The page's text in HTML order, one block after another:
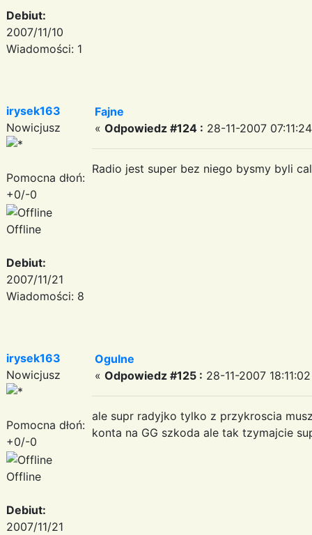
Debiut:
2007/11/10
Wiadomości: 1
irysek163
Nowicjusz
Pomocna dłoń:
+0/-0
Offline
Debiut:
2007/11/21
Wiadomości: 8
Fajne
« Odpowiedz #124 : 28-11-2007
Radio jest super bez niego bysmy byli
irysek163
Nowicjusz
Pomocna dłoń:
+0/-0
Offline
Debiut:
2007/11/21
Ogulne
« Odpowiedz #125 : 28-11-2007
ale supr radyjko tylko z przykroscia
konta na GG szkoda ale tak tzymajcie